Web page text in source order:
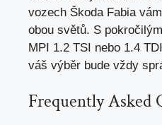
vozech Škoda Fabia
obou světů. S
MPI 1.2 TSI nebo 1.4
váš výběr bude vždy
Frequently Asked